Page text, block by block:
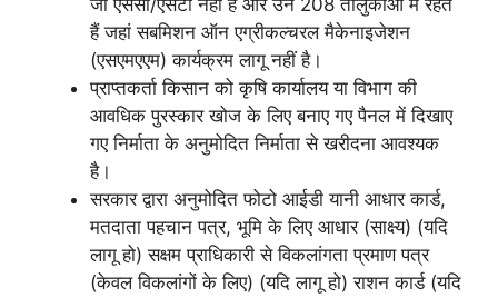
जो एससी/एसटी नहीं हैं और उन 208 तालुकाओं में रहते
हैं जहां सबमिशन ऑन एग्रीकल्चरल मैकेनाइजेशन
(एसएमएएम) कार्यक्रम लागू नहीं है।
प्राप्तकर्ता किसान को कृषि कार्यालय या विभाग की
आवधिक पुरस्कार खोज के लिए बनाए गए पैनल में दिखाए
गए निर्माता के अनुमोदित निर्माता से खरीदना आवश्यक
है।
सरकार द्वारा अनुमोदित फोटो आईडी यानी आधार कार्ड,
मतदाता पहचान पत्र, भूमि के लिए आधार (साक्ष्य) (यदि
लागू हो) सक्षम प्राधिकारी से विकलांगता प्रमाण पत्र
(केवल विकलांगों के लिए) (यदि लागू हो) राशन कार्ड (यदि